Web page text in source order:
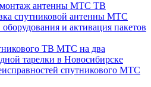
антенны МТС ТВ
спутниковой антенны МТС
и активация пакетов
ТВ МТС на два
тарелки в Новосибирске
спутникового МТС